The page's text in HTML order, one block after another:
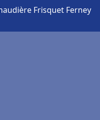
Frisquet Ferney